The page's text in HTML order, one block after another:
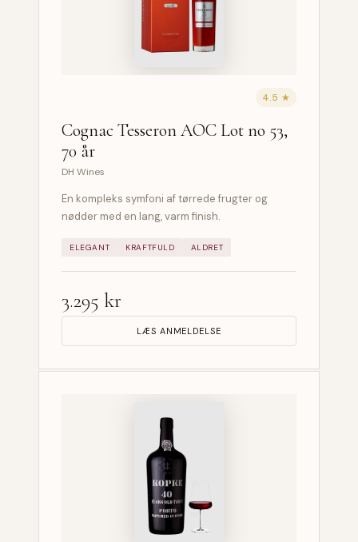
4.5 ★
Cognac Tesseron AOC Lot no 53,
70 år
DH Wines
En kompleks symfoni af tørrede frugter og
nødder med en lang, varm finish.
ELEGANT KRAFTFULD ALDRET
3.295 kr
LÆS ANMELDELSE